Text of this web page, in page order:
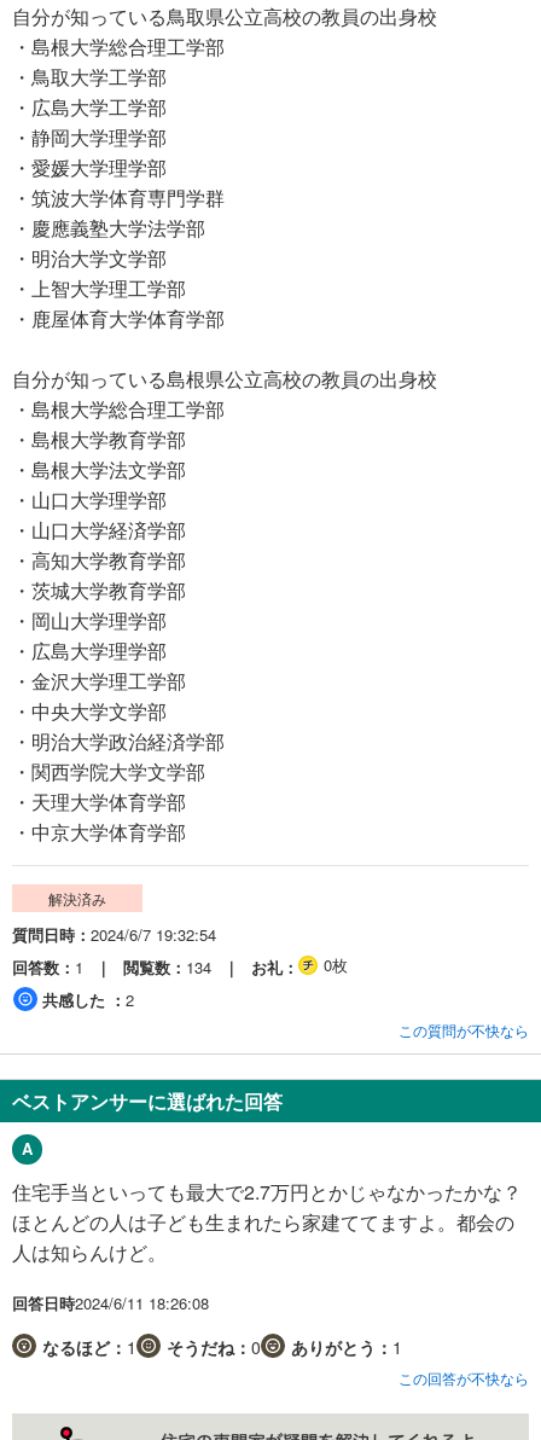
自分が知っている鳥取県公立高校の教員の出身校
・島根大学総合理工学部
・鳥取大学工学部
・広島大学工学部
・静岡大学理学部
・愛媛大学理学部
・筑波大学体育専門学群
・慶應義塾大学法学部
・明治大学文学部
・上智大学理工学部
・鹿屋体育大学体育学部
自分が知っている島根県公立高校の教員の出身校
・島根大学総合理工学部
・島根大学教育学部
・島根大学法文学部
・山口大学理学部
・山口大学経済学部
・高知大学教育学部
・茨城大学教育学部
・岡山大学理学部
・広島大学理学部
・金沢大学理工学部
・中央大学文学部
・明治大学政治経済学部
・関西学院大学文学部
・天理大学体育学部
・中京大学体育学部
解決済み
質問日時
2024/6/7 19:32:54
回答数
1 閲覧数 134 お礼
0枚
共感した
2
この質問が不快なら
ベストアンサーに選ばれた回答
住宅手当といっても最大で2.7万円とかじゃなかったかな？
ほとんどの人は子ども生まれたら家建ててますよ。都会の
人は知らんけど。
回答日時2024/6/11 18:26:08
なるほど： 1 そうだね： 0 ありがとう： 1
この回答が不快なら